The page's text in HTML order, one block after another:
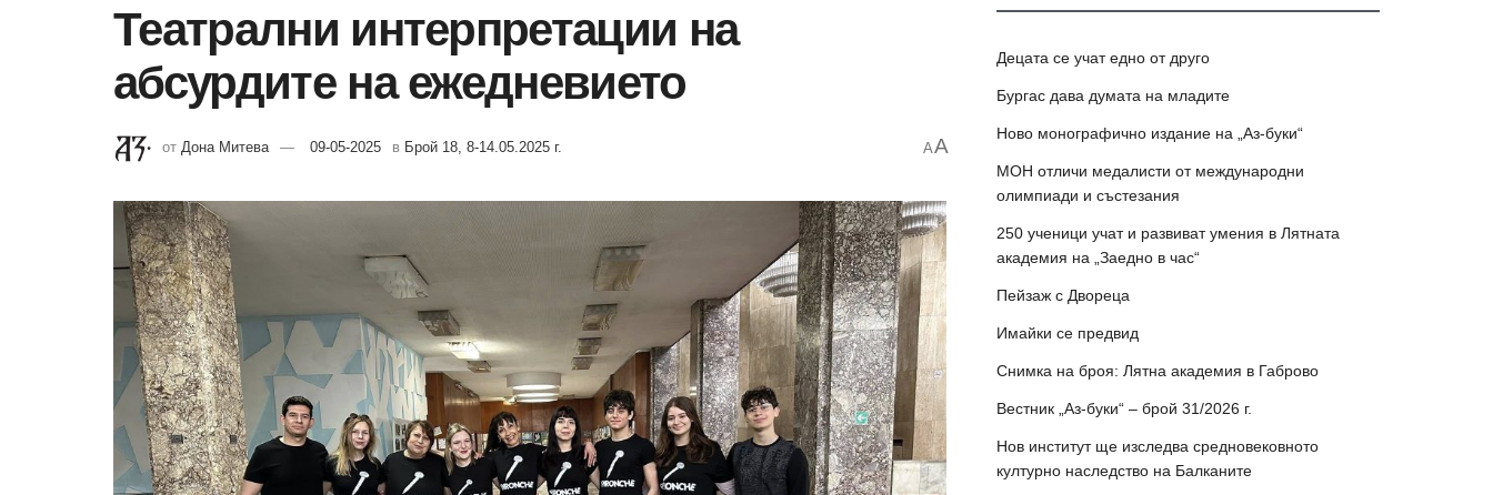
Театрални интерпретации на
абсурдите на ежедневието
от Дона Митева 09-05-2025 в Брой 18, 8-14.05.2025 г. AA
Децата се учат едно от друго
Бургас дава думата на младите
Ново монографично издание на „Аз-буки“
МОН отличи медалисти от международни
олимпиади и състезания
250 ученици учат и развиват умения в Лятната
академия на „Заедно в час“
Пейзаж с Двореца
Имайки се предвид
Снимка на броя: Лятна академия в Габрово
Вестник „Аз-буки“ – брой 31/2026 г.
Нов институт ще изследва средновековното
културно наследство на Балканите